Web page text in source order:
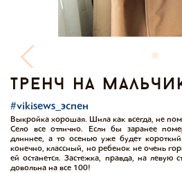
тренч на
#vikisews_эспен
Выкройка хорошая. Шила как всегда, не
Село все отлично. Если бы заранее
длиннее, а то осенью уже будет
конечно, классный, но ребенок не очень
ей останется. Застежка, правда, на левую
довольна на все 100!